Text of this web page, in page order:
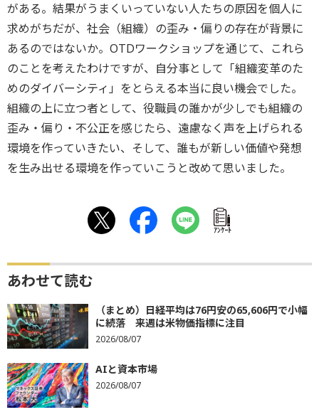
がある。結果がうまくいっていない人たちの原因を個人に
求めがちだが、社会（組織）の歪み・偏りの存在が背景に
あるのではないか。OTDワークショップを通じて、これら
のことを考えたわけですが、自分事として「組織変革のた
めのダイバーシティ」をとらえる本当に良い機会でした。
組織の上に立つ者として、役職員の誰かが少しでも組織の
歪み・偏り・不公正を感じたら、遠慮なく声を上げられる
環境を作っていきたい、そして、誰もが新しい価値や発想
を生み出せる環境を作っていこうと改めて思いました。
ｱﾝｹｰﾄ
あわせて読む
（まとめ）日経平均は76円安の65,606円で小幅
に続落 来週は米物価指標に注目
2026/08/07
AIと資本市場
2026/08/07